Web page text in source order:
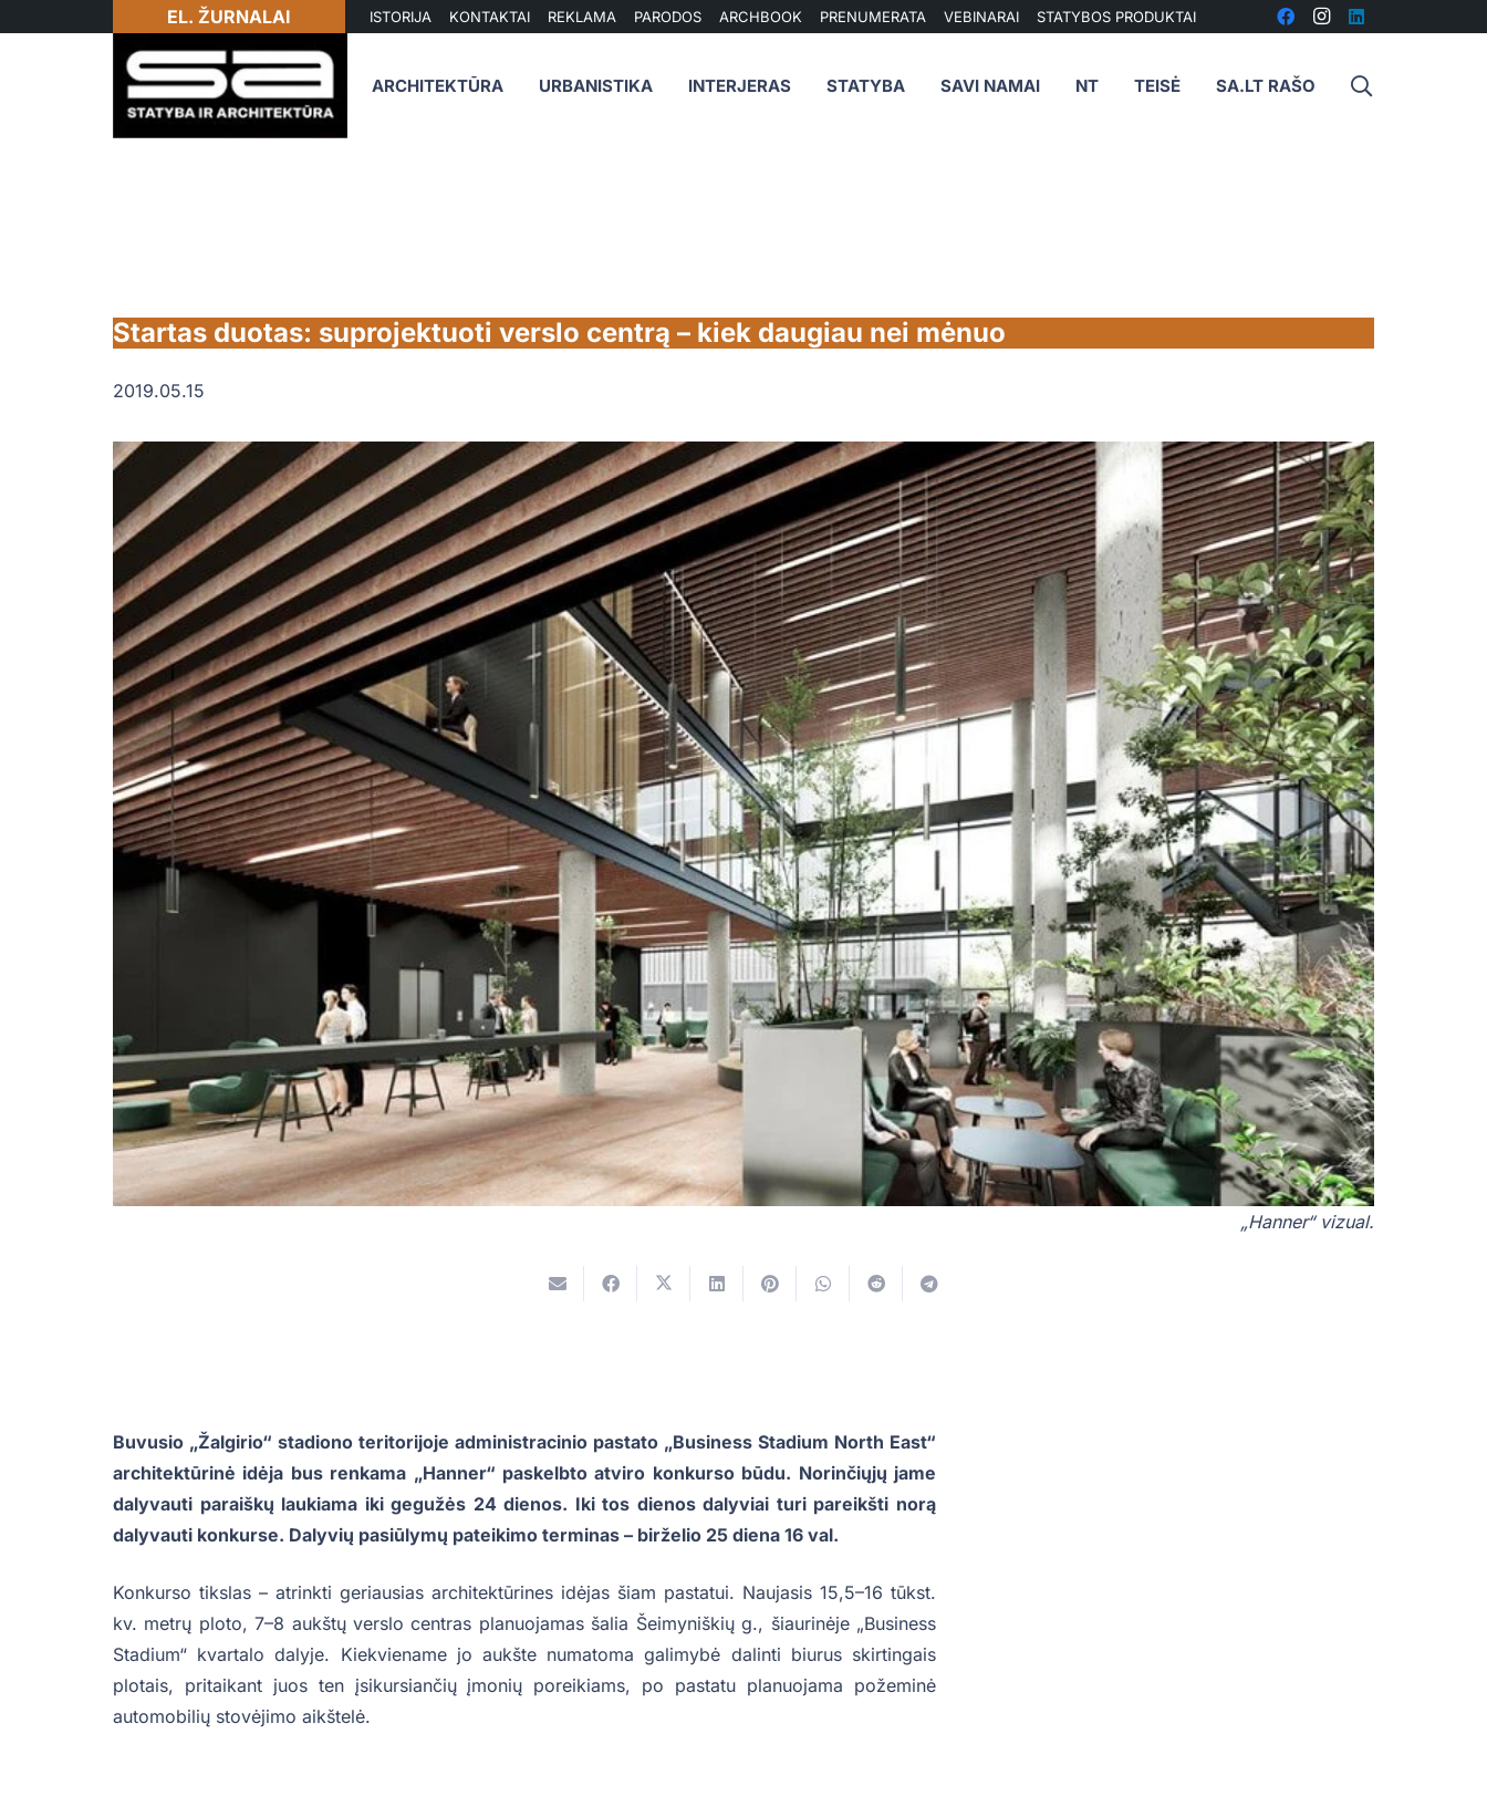
EL. ŽURNALAI ISTORIJA KONTAKTAI REKLAMA PARODOS ARCHBOOK PRENUMERATA VEBINARAI STATYBOS PRODUKTAI
ARCHITEKTŪRA URBANISTIKA INTERJERAS STATYBA SAVI NAMAI NT TEISĖ SA.LT RAŠO
Startas duotas: suprojektuoti verslo centrą – kiek daugiau nei mėnuo
2019.05.15
„Hanner“ vizual.
Buvusio „Žalgirio“ stadiono teritorijoje administracinio pastato „Business Stadium North East“
architektūrinė idėja bus renkama „Hanner“ paskelbto atviro konkurso būdu. Norinčiųjų jame
dalyvauti paraiškų laukiama iki gegužės 24 dienos. Iki tos dienos dalyviai turi pareikšti norą
dalyvauti konkurse. Dalyvių pasiūlymų pateikimo terminas – birželio 25 diena 16 val.
Konkurso tikslas – atrinkti geriausias architektūrines idėjas šiam pastatui. Naujasis 15,5–16 tūkst.
kv. metrų ploto, 7–8 aukštų verslo centras planuojamas šalia Šeimyniškių g., šiaurinėje „Business
Stadium“ kvartalo dalyje. Kiekviename jo aukšte numatoma galimybė dalinti biurus skirtingais
plotais, pritaikant juos ten įsikursiančių įmonių poreikiams, po pastatu planuojama požeminė
automobilių stovėjimo aikštelė.